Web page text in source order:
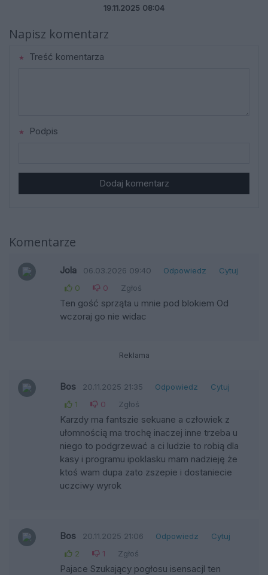
19.11.2025 08:04
Napisz komentarz
Treść komentarza
Podpis
Dodaj komentarz
Komentarze
Jola 06.03.2026 09:40 Odpowiedz
Cytuj
0
0 Zgłoś
Ten gość sprząta u mnie pod blokiem Od
wczoraj go nie widac
Reklama
Bos 20.11.2025 21:35 Odpowiedz
Cytuj
1
0 Zgłoś
Karzdy ma fantszie sekuane a człowiek z
ułomnością ma trochę inaczej inne trzeba u
niego to podgrzewać a ci ludzie to robią dla
kasy i programu ipoklasku mam nadzieję że
ktoś wam dupa zato zszepie i dostaniecie
uczciwy wyrok
Bos 20.11.2025 21:06 Odpowiedz
Cytuj
2
1 Zgłoś
Pajace Szukający pogłosu isensacjl ten